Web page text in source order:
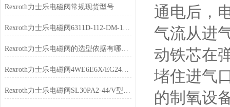
Rexroth力士乐电磁阀常规现货型号
Rexroth力士乐电磁阀6311D-112-DM-111DA现货
Rexroth力士乐电磁阀的选型依据有哪些？
Rexroth力士乐电磁阀4WE6E6X/EG24N9K4库存充足
Rexroth力士乐电磁阀SL30PA2-44/V型号齐全
通电后，
气流从进
动铁芯在
堵住进气
的制氧设